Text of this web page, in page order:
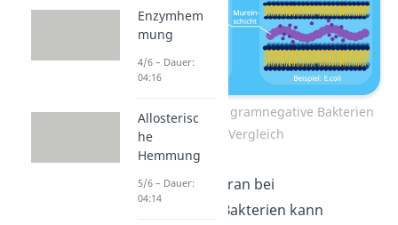
Grampositive und gramnegative Bakterien
im Vergleich
Die Außenmembran bei
gramnegativen Bakterien kann
Enzymhem
mung
4/6 – Dauer:
04:16
Allosterisc
he
Hemmung
5/6 – Dauer:
04:14